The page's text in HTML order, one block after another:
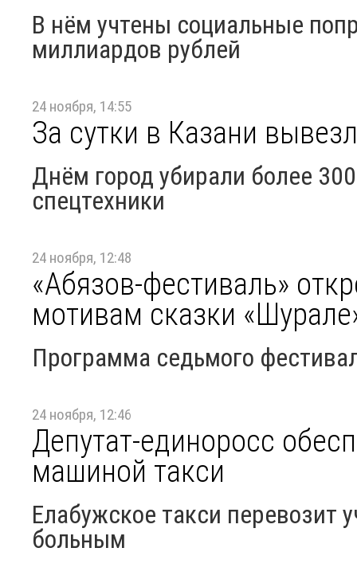
В нём учтены социальные
миллиардов рублей
24 ноября, 14:55
За сутки в Казани
Днём город убирали более
спецтехники
24 ноября, 12:48
«Абязов-фестиваль»
мотивам сказки
Программа седьмого
24 ноября, 12:46
Депутат-единоросс
машиной такси
Елабужское такси перевозит
больным